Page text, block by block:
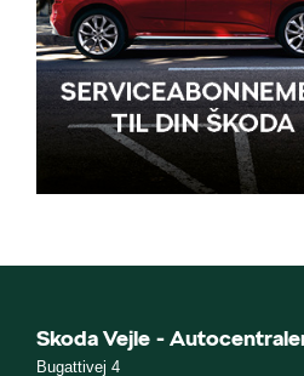
Skoda Vejle -
Bugattivej 4